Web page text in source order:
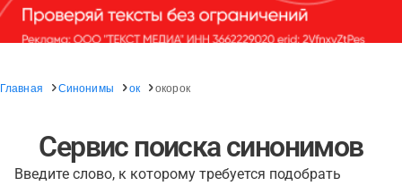
Главная Синонимы ок окорок
Сервис поиска синонимов
Введите слово, к которому требуется подобрать